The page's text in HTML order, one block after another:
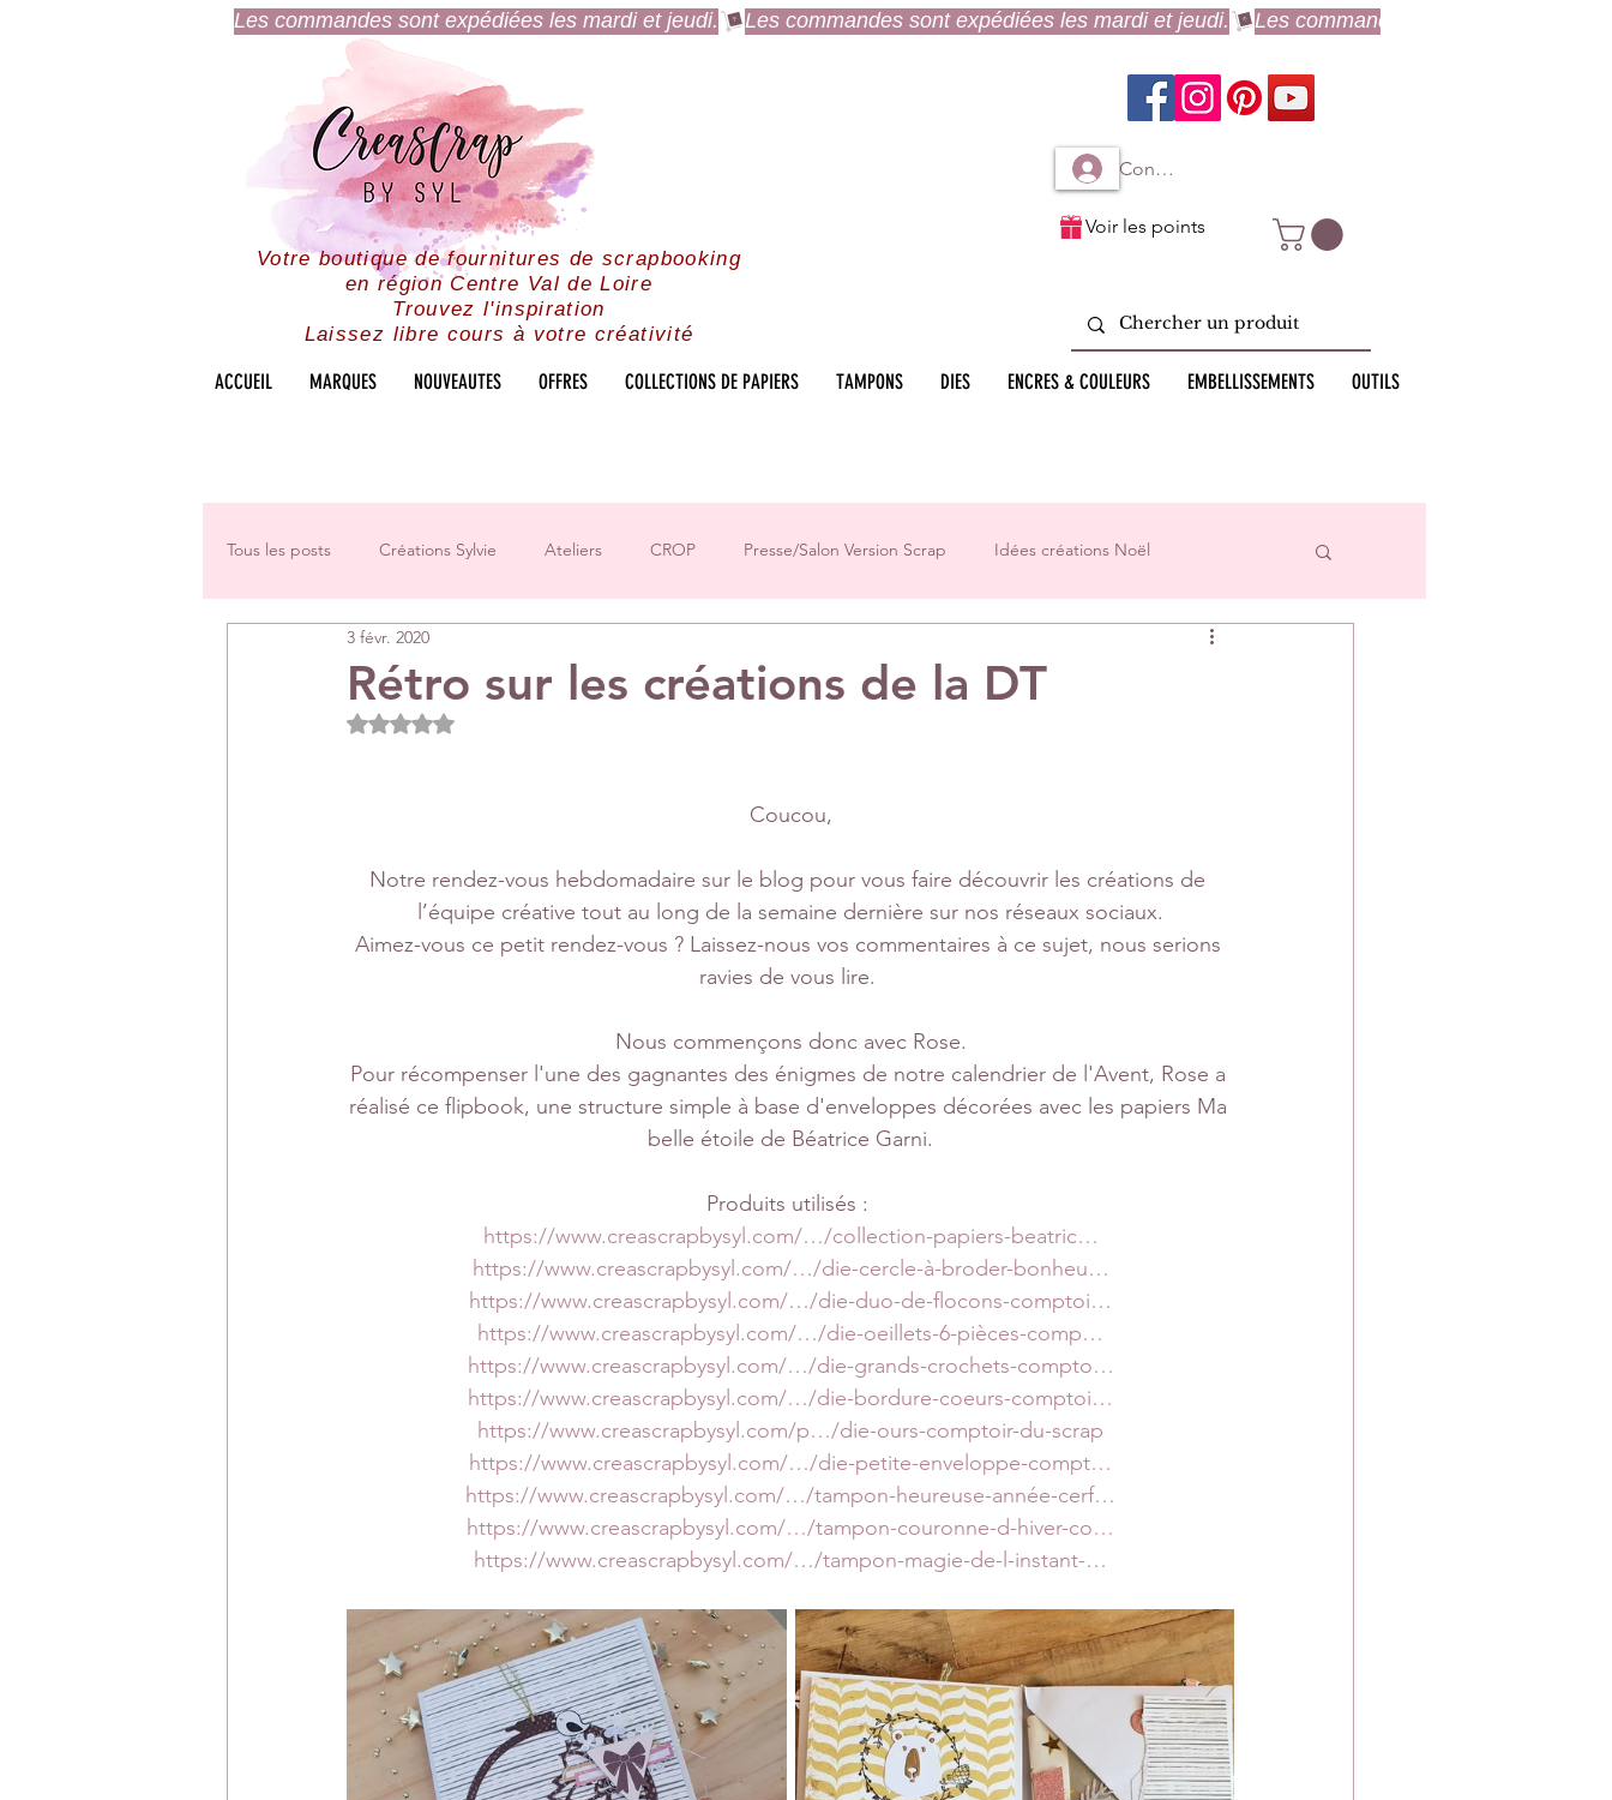
Les commandes sont expédiées les mardi et jeudi.
Votre boutique de fournitures de scrapbooking
en région Centre Val de Loire
Trouvez l'inspiration
Laissez libre cours à votre créativité
Connexion à mon compte
Voir les points
ACCUEIL MARQUES NOUVEAUTES OFFRES COLLECTIONS DE PAPIERS TAMPONS DIES ENCRES & COULEURS EMBELLISSEMENTS OUTILS
Tous les posts Créations Sylvie Ateliers CROP Presse/Salon Version Scrap Idées créations Noël
Challenges groupe
Créations Les Papiers de Pandore
Rétrospectives de l’année écoulée Invitées surprise
Rétro sur les créations de la DT
3 févr. 2020
Noté NaN étoiles sur 5.
Coucou,
Notre rendez-vous hebdomadaire sur le blog pour vous faire découvrir les créations de
l’équipe créative tout au long de la semaine dernière sur nos réseaux sociaux.
Aimez-vous ce petit rendez-vous ? Laissez-nous vos commentaires à ce sujet, nous serions
ravies de vous lire.
Nous commençons donc avec Rose.
Pour récompenser l'une des gagnantes des énigmes de notre calendrier de l'Avent, Rose a
réalisé ce flipbook, une structure simple à base d'enveloppes décorées avec les papiers Ma
belle étoile de Béatrice Garni.
Produits utilisés :
https://www.creascrapbysyl.com/…/collection-papiers-beatric…
https://www.creascrapbysyl.com/…/die-cercle-à-broder-bonheu…
https://www.creascrapbysyl.com/…/die-duo-de-flocons-comptoi…
https://www.creascrapbysyl.com/…/die-oeillets-6-pièces-comp…
https://www.creascrapbysyl.com/…/die-grands-crochets-compto…
https://www.creascrapbysyl.com/…/die-bordure-coeurs-comptoi…
https://www.creascrapbysyl.com/p…/die-ours-comptoir-du-scrap
https://www.creascrapbysyl.com/…/die-petite-enveloppe-compt…
https://www.creascrapbysyl.com/…/tampon-heureuse-année-cerf…
https://www.creascrapbysyl.com/…/tampon-couronne-d-hiver-co…
https://www.creascrapbysyl.com/…/tampon-magie-de-l-instant-…